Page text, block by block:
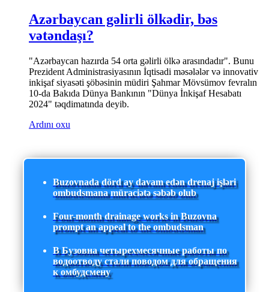
Azərbaycan gəlirli ölkədir, bəs
vətəndaşı?
"Azərbaycan hazırda 54 orta gəlirli ölkə arasındadır". Bunu
Prezident Administrasiyasının İqtisadi məsələlər və innovativ
inkişaf siyasəti şöbəsinin müdiri Şahmar Mövsümov fevralın
10-da Bakıda Dünya Bankının "Dünya İnkişaf Hesabatı
2024" təqdimatında deyib.
Ardını oxu
Buzovnada dörd ay davam edən drenaj işləri
ombudsmana müraciətə səbəb olub
Four-month drainage works in Buzovna
prompt an appeal to the ombudsman
В Бузовна четырехмесячные работы по
водоотводу стали поводом для обращения
к омбудсмену